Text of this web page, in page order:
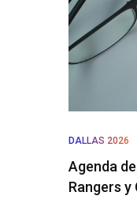
DALLAS 2026
Agenda
Rangers y